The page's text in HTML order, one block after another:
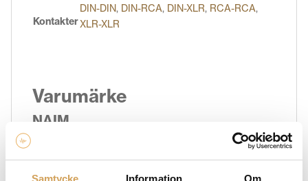
Samtycke Information Om
Kontakter
DIN-DIN, DIN-RCA, DIN-XLR, RCA-RCA,
XLR-XLR
Varumärke
NAIM
Utforska vårt sortiment av Naim-produkter för en
oöverträffad ljudupplevelse. Vi erbjuder högkvalitativa
Naim-förstärkare och högtalare som levererar kraftfullt